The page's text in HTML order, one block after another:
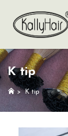
K tip
>K tip